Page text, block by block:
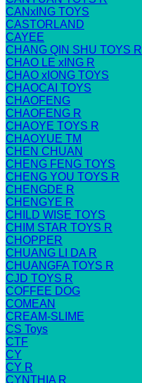
CANxING TOYS
CASTORLAND
CAYEE
CHANG QIN SHU TOYS R
CHAO LE xING R
CHAO xIONG TOYS
CHAOCAI TOYS
CHAOFENG
CHAOFENG R
CHAOYE TOYS R
CHAOYUE TM
CHEN CHUAN
CHENG FENG TOYS
CHENG YOU TOYS R
CHENGDE R
CHENGYE R
CHILD WISE TOYS
CHIM STAR TOYS R
CHOPPER
CHUANG LI DA R
CHUANGFA TOYS R
CJD TOYS R
COFFEE DOG
COMEAN
CREAM-SLIME
CS Toys
CTF
CY
CY R
CYNTHIA R